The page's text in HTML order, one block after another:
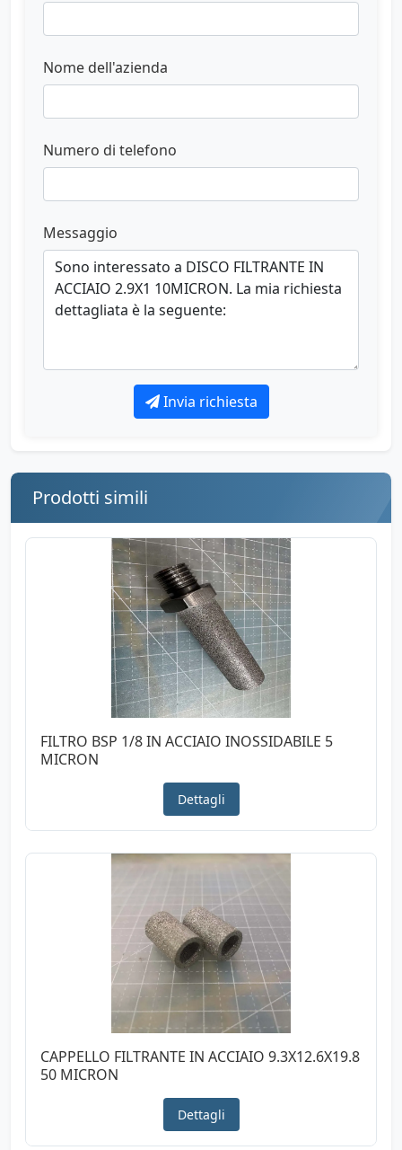
Nome dell'azienda
Numero di telefono
Messaggio
Invia richiesta
Prodotti simili
FILTRO BSP 1/8 IN ACCIAIO INOSSIDABILE 5
MICRON
Dettagli
CAPPELLO FILTRANTE IN ACCIAIO 9.3X12.6X19.8
50 MICRON
Dettagli